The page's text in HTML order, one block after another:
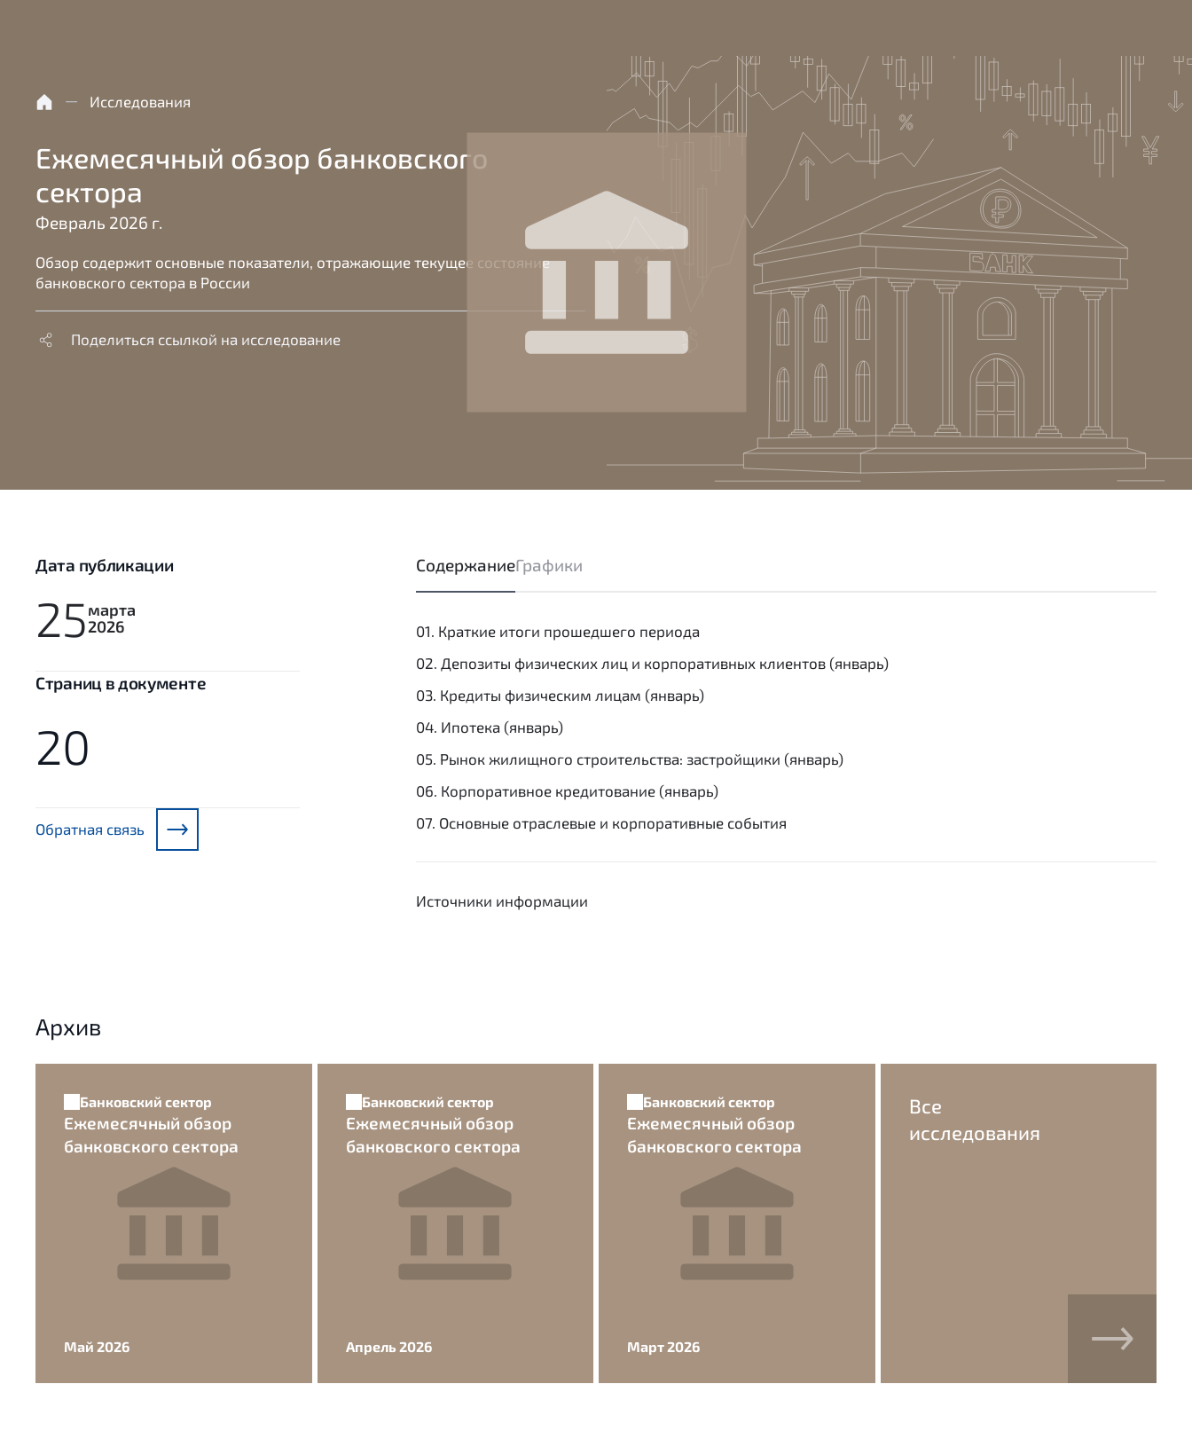
Исследования
Ежемесячный обзор банковского
сектора
Февраль 2026 г.
Обзор содержит основные показатели, отражающие текущее состояние
банковского сектора в России
Поделиться ссылкой на исследование
Дата публикации
25марта
2026
Cтраниц в документе
20
Обратная связь
СодержаниеГрафики
01. Краткие итоги прошедшего периода
02. Депозиты физических лиц и корпоративных клиентов (январь)
03. Кредиты физическим лицам (январь)
04. Ипотека (январь)
05. Рынок жилищного строительства: застройщики (январь)
06. Корпоративное кредитование (январь)
07. Основные отраслевые и корпоративные события
Источники информации
Архив
Банковский сектор
Ежемесячный обзор
банковского сектора
Май 2026
Банковский сектор
Ежемесячный обзор
банковского сектора
Апрель 2026
Банковский сектор
Ежемесячный обзор
банковского сектора
Март 2026
Все
исследования